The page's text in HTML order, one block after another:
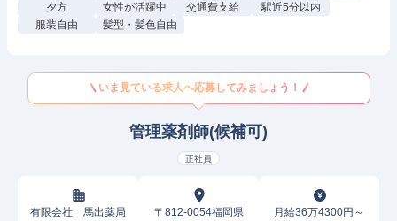
夕方
女性が活躍中 交通費支給
駅近5分以内
服装自由
髪型・髪色自由
いま見ている求人へ応募してみましょう！
管理薬剤師(候補可)
正社員
有限会社 馬出薬局
〒812-0054福岡県
月給36万4300円～